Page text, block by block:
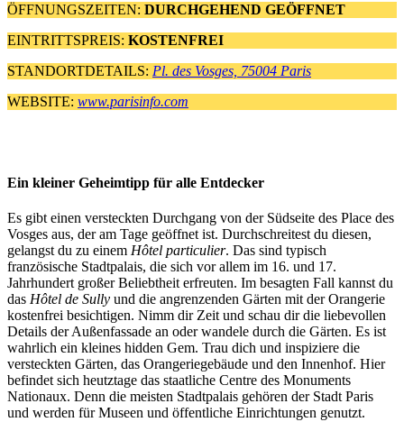
ÖFFNUNGSZEITEN: DURCHGEHEND GEÖFFNET
EINTRITTSPREIS: KOSTENFREI
STANDORTDETAILS: Pl. des Vosges, 75004 Paris
WEBSITE: www.parisinfo.com
Ein kleiner Geheimtipp für alle Entdecker
Es gibt einen versteckten Durchgang von der Südseite des Place des
Vosges aus, der am Tage geöffnet ist. Durchschreitest du diesen,
gelangst du zu einem Hôtel particulier. Das sind typisch
französische Stadtpalais, die sich vor allem im 16. und 17.
Jahrhundert großer Beliebtheit erfreuten. Im besagten Fall kannst du
das Hôtel de Sully und die angrenzenden Gärten mit der Orangerie
kostenfrei besichtigen. Nimm dir Zeit und schau dir die liebevollen
Details der Außenfassade an oder wandele durch die Gärten. Es ist
wahrlich ein kleines hidden Gem. Trau dich und inspiziere die
versteckten Gärten, das Orangeriegebäude und den Innenhof. Hier
befindet sich heutztage das staatliche Centre des Monuments
Nationaux. Denn die meisten Stadtpalais gehören der Stadt Paris
und werden für Museen und öffentliche Einrichtungen genutzt.